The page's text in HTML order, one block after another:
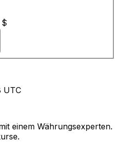
$
UTC
einem Währungsexperten.